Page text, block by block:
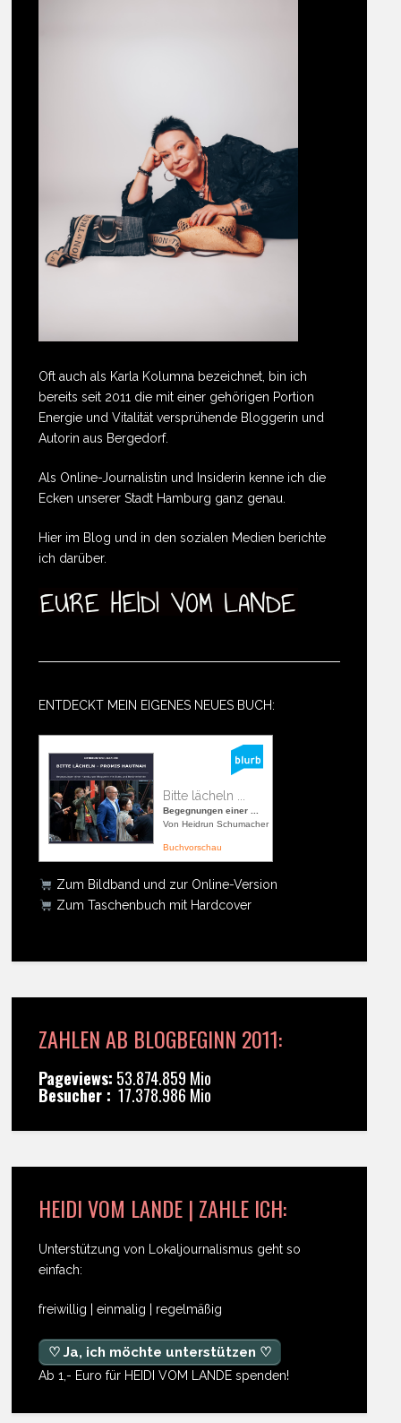
Oft auch als Karla Kolumna bezeichnet, bin ich
bereits seit 2011 die mit einer gehörigen Portion
Energie und Vitalität versprühende Bloggerin und
Autorin aus Bergedorf.
Als Online-Journalistin und Insiderin kenne ich die
Ecken unserer Stadt Hamburg ganz genau.
Hier im Blog und in den sozialen Medien berichte
ich darüber.
ENTDECKT MEIN EIGENES NEUES BUCH:
Bitte lächeln ...
Begegnungen einer ...
Von Heidrun Schumacher
Buchvorschau
Zum Bildband und zur Online-Version
Zum Taschenbuch mit Hardcover
ZAHLEN AB BLOGBEGINN 2011:
Pageviews: 53.874.859 Mio
Besucher : 17.378.986 Mio
HEIDI VOM LANDE | ZAHLE ICH:
Unterstützung von Lokaljournalismus geht so
einfach:
freiwillig | einmalig | regelmäßig
♡ Ja, ich möchte unterstützen ♡
Ab 1,- Euro für HEIDI VOM LANDE spenden!